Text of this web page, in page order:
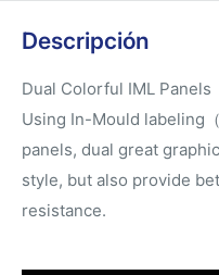
Descripción
Dual Colorful IML Panels
Using In-Mould labeling
panels, dual great
style, but also provide
resistance.